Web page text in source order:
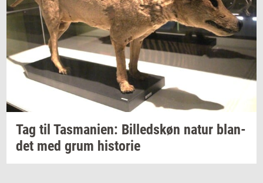
Tag til Tas­ma­ni­en: Bil­leds­køn natur blan­
det med grum hi­sto­rie